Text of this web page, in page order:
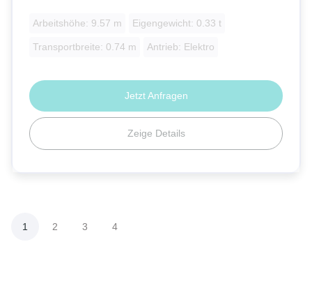
Arbeitshöhe: 9.57 m Eigengewicht: 0.33 t
Transportbreite: 0.74 m Antrieb: Elektro
Zeige Details
Jetzt Anfragen
1 2 3 4